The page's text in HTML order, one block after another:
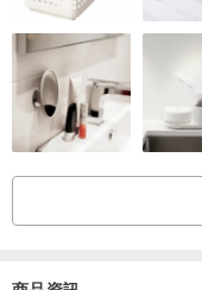
歡迎訂製造全隻18K實金
詳情請聯絡我們
~ 保養方法 ~
。純銀飾品若沒有電鍍
。純銀飾品最好盡量避
。避免配戴飾品時擦拭乳